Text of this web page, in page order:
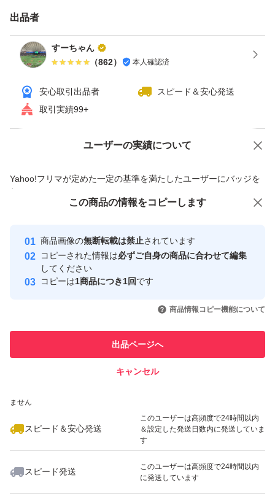
出品者
すーちゃん
（862） 本人確認済
安心取引出品者
スピード＆安心発送
取引実績99+
ユーザーの実績について
Yahoo!フリマが定めた一定の基準を満たしたユーザーにバッジを
付与しています
安心取引出品者
心・安全なユーザーです
取引実績
引を完了させた実績があります
での取引実績があります
ません
スピード＆安心発送
このユーザーは高頻度で24時間以内
＆設定した発送日数内に発送していま
す
スピード発送
このユーザーは高頻度で24時間以内
に発送しています
価格の相談 商品への質問
この商品の情報をコピーします
商品画像の無断転載は禁止されています
コピーされた情報は必ずご自身の商品に合わせて編集
してください
コピーは1商品につき1回です
商品情報コピー機能について
出品ページへ
キャンセル
この商品をみている人にオススメ
いいね！
698